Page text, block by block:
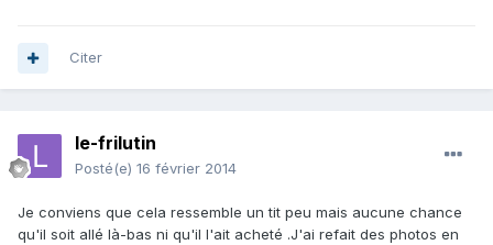
Citer
le-frilutin
Posté(e) 16 février 2014
Je conviens que cela ressemble un tit peu mais aucune chance
qu'il soit allé là-bas ni qu'il l'ait acheté .J'ai refait des photos en